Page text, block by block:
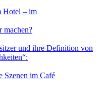
Hotel – im
machen?
und ihre Definition von
Szenen im Café